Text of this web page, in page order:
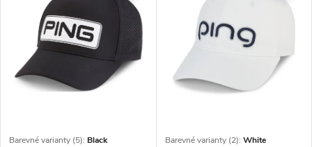
Barevné varianty (5): Black Barevné varianty (2): White